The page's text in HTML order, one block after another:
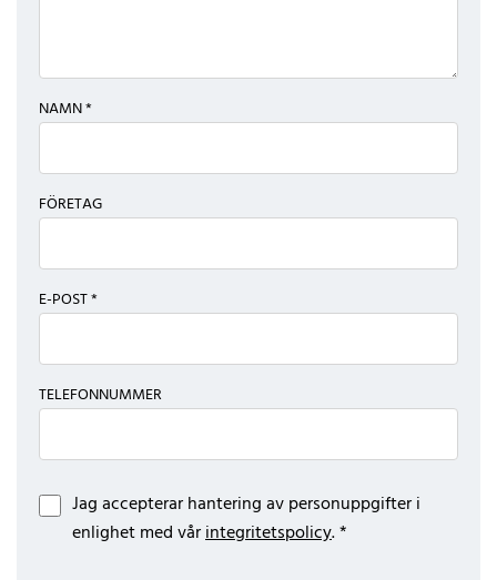
NAMN *
FÖRETAG
E-POST *
TELEFONNUMMER
Jag accepterar hantering av personuppgifter i
enlighet med vårintegritetspolicy. *